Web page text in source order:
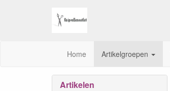
Home Artikelgroepen
Artikelen